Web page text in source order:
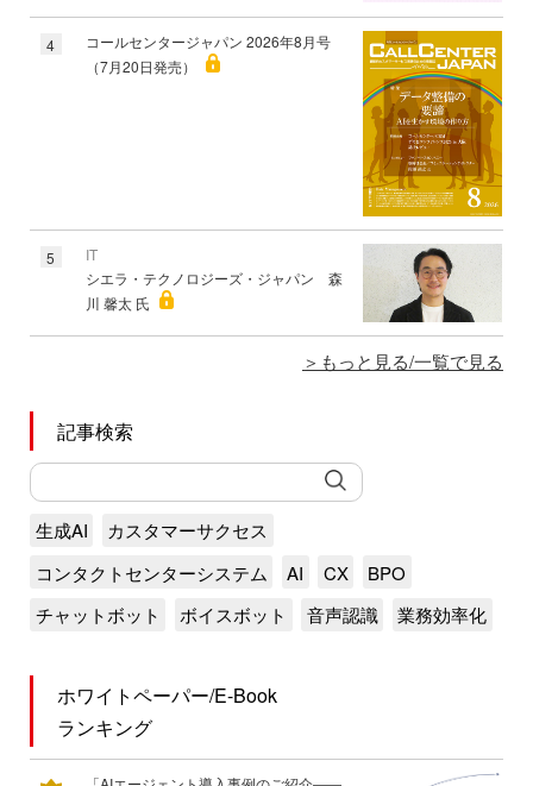
4
コールセンタージャパン 2026年8月号
（7月20日発売）
5
IT
シエラ・テクノロジーズ・ジャパン 森
川 馨太 氏
もっと見る/一覧で見る
記事検索
生成AI
カスタマーサクセス
コンタクトセンターシステム
AI CX
BPO
チャットボット
ボイスボット 音声認識 業務効率化
ホワイトペーパー/E-Book
ランキング